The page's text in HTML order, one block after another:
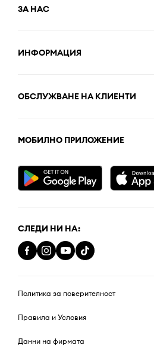
ЗА НАС
ИНФОРМАЦИЯ
ОБСЛУЖВАНЕ НА КЛИЕНТИ
МОБИЛНО ПРИЛОЖЕНИЕ
СЛЕДИ НИ НА:
Политика за поверителност
Правила и Условия
Данни на фирмата